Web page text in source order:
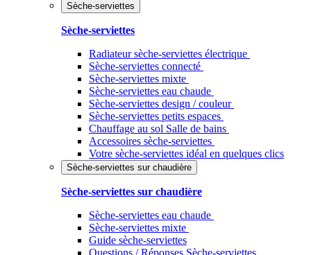
Sèche-serviettes
Sèche-serviettes
Radiateur sèche-serviettes électrique
Sèche-serviettes connecté
Sèche-serviettes mixte
Sèche-serviettes eau chaude
Sèche-serviettes design / couleur
Sèche-serviettes petits espaces
Chauffage au sol Salle de bains
Accessoires sèche-serviettes
Votre sèche-serviettes idéal en quelques clics
Sèche-serviettes sur chaudière
Sèche-serviettes sur chaudière
Sèche-serviettes eau chaude
Sèche-serviettes mixte
Guide sèche-serviettes
Questions / Réponses Sèche-serviettes